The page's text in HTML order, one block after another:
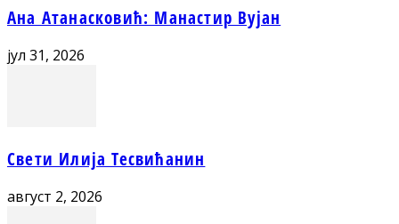
Ана Атанасковић: Манастир Вујан
јул 31, 2026
Свети Илија Тесвићанин
август 2, 2026